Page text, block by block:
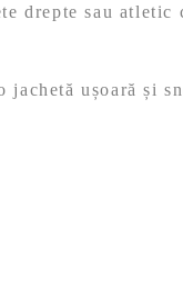
drepte sau atletic
jachetă ușoară și